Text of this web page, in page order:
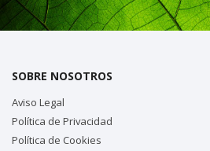
SOBRE NOSOTROS
Aviso Legal
Política de Privacidad
Política de Cookies